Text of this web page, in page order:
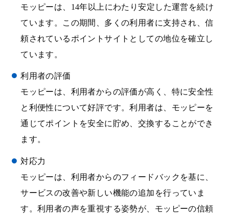
モッピーは、14年以上にわたり安定した運営を続け
ています。この期間、多くの利用者に支持され、信
頼されているポイントサイトとしての地位を確立し
ています。
利用者の評価
モッピーは、利用者からの評価が高く、特に安全性
と利便性について好評です。利用者は、モッピーを
通じてポイントを安全に貯め、交換することができ
ます。
対応力
モッピーは、利用者からのフィードバックを基に、
サービスの改善や新しい機能の追加を行っていま
す。利用者の声を重視する姿勢が、モッピーの信頼